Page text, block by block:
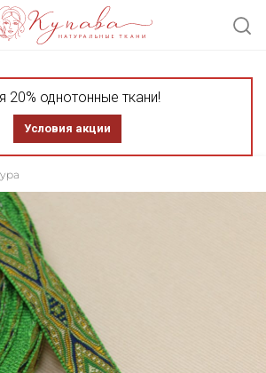
20% однотонные ткани!
Условия акции